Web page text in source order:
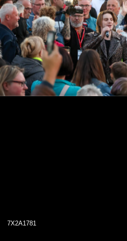
7X2A1781